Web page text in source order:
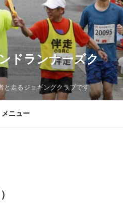
ドランナーズク
と走るジョギングクラブです
メニュー